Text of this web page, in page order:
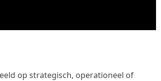
op strategisch, operationeel of